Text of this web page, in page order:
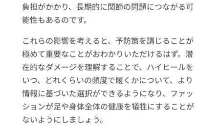
負担がかかり、長期的に関節の問題につながる可
能性もあるのです。
これらの影響を考えると、予防策を講じることが
極めて重要なことがおわかりいただけるはず。潜
在的なダメージを理解することで、ハイヒールを
いつ、どれくらいの頻度で履くかについて、より
情報に基づいた選択ができるようになり、ファッ
ションが足や身体全体の健康を犠牲にすることが
ないようにしましょう。